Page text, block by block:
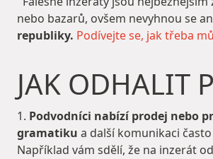
nebo bazarů, ovšem nevyhnou se
republiky. Podívejte se, jak třeba
JAK ODHALIT
1. Podvodníci nabízí prodej nebo
gramatiku a další komunikaci
Například vám sdělí, že na inzerát